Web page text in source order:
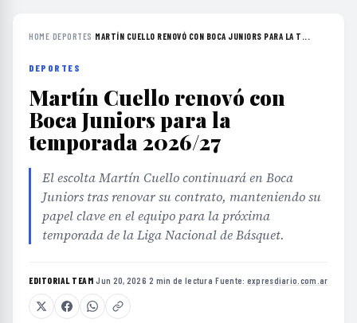
HOME›DEPORTES ›MARTÍN CUELLO RENOVÓ CON BOCA JUNIORS PARA LA T...
DEPORTES
Martín Cuello renovó con
Boca Juniors para la
temporada 2026/27
El escolta Martín Cuello continuará en Boca
Juniors tras renovar su contrato, manteniendo su
papel clave en el equipo para la próxima
temporada de la Liga Nacional de Básquet.
EDITORIAL TEAM·Jun 20, 2026·2 min de lectura·Fuente: expresdiario.com.ar